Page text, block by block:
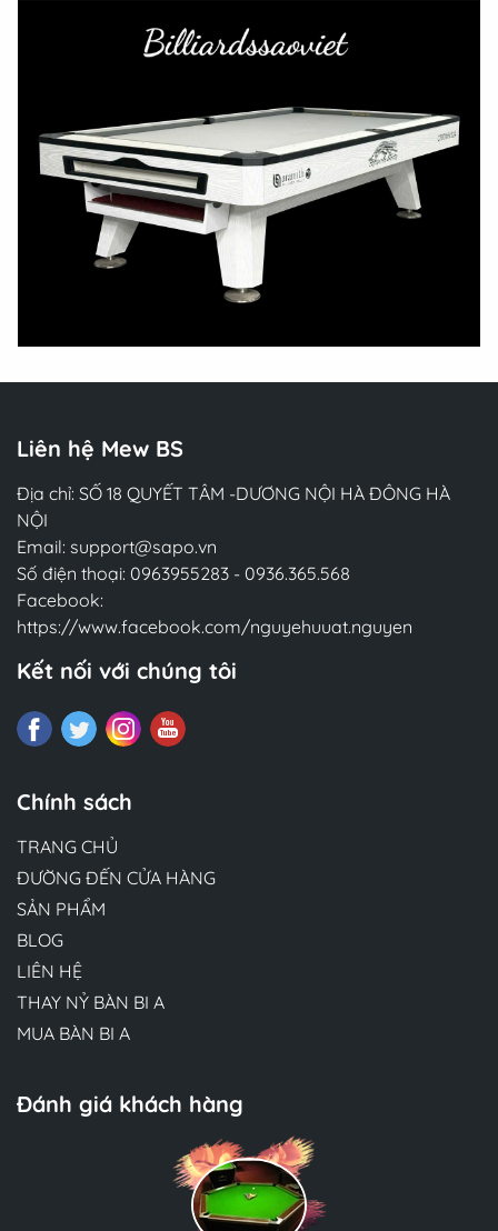
Liên hệ Mew BS
Địa chỉ: SỐ 18 QUYẾT TÂM -DƯƠNG NỘI HÀ ĐÔNG HÀ
NỘI
Email: support@sapo.vn
Số điện thoại: 0963955283 - 0936.365.568
Facebook:
https://www.facebook.com/nguyehuuat.nguyen
Kết nối với chúng tôi
Chính sách
TRANG CHỦ
ĐƯỜNG ĐẾN CỬA HÀNG
SẢN PHẨM
BLOG
LIÊN HỆ
THAY NỶ BÀN BI A
MUA BÀN BI A
Đánh giá khách hàng